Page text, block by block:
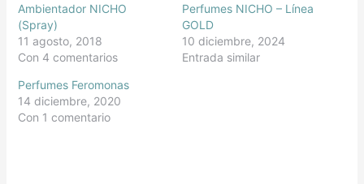
Ambientador NICHO
(Spray)
11 agosto, 2018
Con 4 comentarios
Perfumes NICHO – Línea
GOLD
10 diciembre, 2024
Entrada similar
Perfumes Feromonas
14 diciembre, 2020
Con 1 comentario